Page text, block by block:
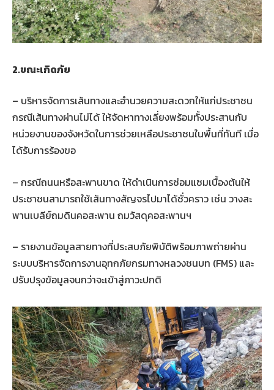
2.ขณะเกิดภัย
– บริหารจัดการเส้นทางและอำนวยความสะดวกให้แก่ประชาชน
กรณีเส้นทางผ่านไม่ได้ ให้จัดหาทางเลี่ยงพร้อมทั้งประสานกับ
หน่วยงานของจังหวัดในการช่วยเหลือประชาชนในพื้นที่ทันที เมื่อ
ได้รับการร้องขอ
– กรณีถนนหรือสะพานขาด ให้ดำเนินการซ่อมแซมเบื้องต้นให้
ประชาชนสามารถใช้เส้นทางสัญจรไปมาได้ชั่วคราว เช่น วางสะ
พานเบลีย์ถมดินคอสะพาน ถมวัสดุคอสะพานฯ
– รายงานข้อมูลสายทางที่ประสบภัยพิบัติพร้อมภาพถ่ายผ่าน
ระบบบริหารจัดการงานอุทกภัยกรมทางหลวงชนบท (FMS) และ
ปรับปรุงข้อมูลจนกว่าจะเข้าสู่ภาวะปกติ